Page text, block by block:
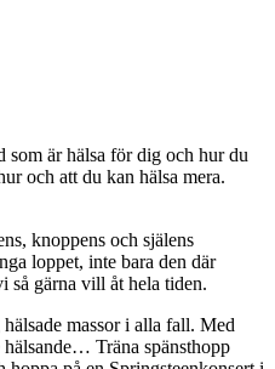
som är hälsa för dig och hur du
och att du kan hälsa mera.
knoppens och själens
loppet, inte bara den där
så gärna vill åt hela tiden.
massor i alla fall. Med
Träna spänsthopp